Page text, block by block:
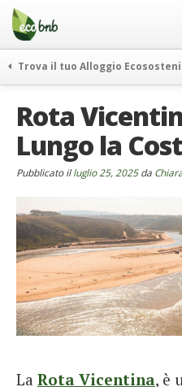
Menu
Salta
contenuto
Offerte Speciali
Regali
FAQ
Chi Siamo
Contatti
Italiano
German
English
Trova il tuo Alloggio
itinerari
curiosità
vivere e viaggiare verde
ecohotel
rassegna stampa
Rota
Lungo la
Pubblicato illuglio 25, 2025da
La Rota Vicentina, è